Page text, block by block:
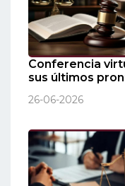
Conferencia
sus últimos
26-06-2026